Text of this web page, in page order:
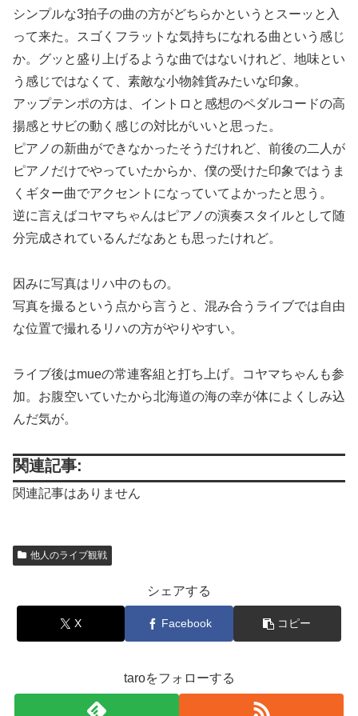
シンプルな3拍子の曲の方がどちらかというとスーッと入
って来た。スゴくフラットな気持ちになれる曲という感じ
か。グッと盛り上げるような曲ではないけれど、地味とい
う感じではなくて、素敵な小物雑貨みたいな印象。
アップテンポの方は、イントロと感想のペダルコードの高
揚感とサビの動く感じの対比がいいと思った。
ピアノの新曲ができなかったそうだけれど、前後の二人が
ピアノだけでやっていたからか、僕の受けた印象ではうま
くギター曲でアクセントになっていてよかったと思う。
逆に言えばコヤマちゃんはピアノの演奏スタイルとして随
分完成されているんだなあとも思ったけれど。
因みに写真はリハ中のもの。
写真を撮るという点から言うと、混み合うライブでは自由
な位置で撮れるリハの方がやりやすい。
ライブ後はmueの常連客組と打ち上げ。コヤマちゃんも参
加。お腹空いていたから北海道の海の幸が体によくしみ込
んだ気が。
関連記事:
関連記事はありません
他人のライブ観戦
シェアする
X Facebook コピー
taroをフォローする